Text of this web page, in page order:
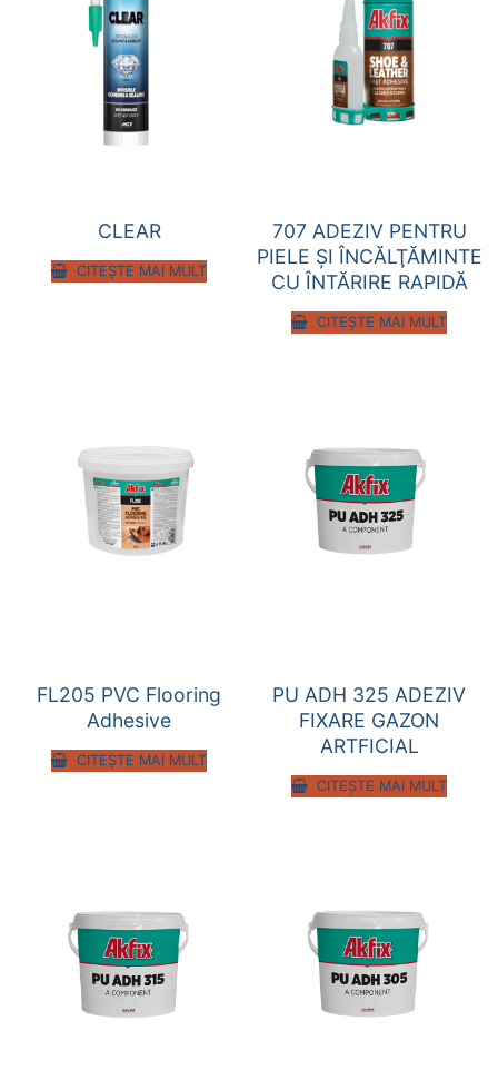
CLEAR
CITEȘTE MAI MULT
707 ADEZIV PENTRU
PIELE ŞI ÎNCĂLŢĂMINTE
CU ÎNTĂRIRE RAPIDĂ
CITEȘTE MAI MULT
FL205 PVC Flooring
Adhesive
CITEȘTE MAI MULT
PU ADH 325 ADEZIV
FIXARE GAZON
ARTFICIAL
CITEȘTE MAI MULT